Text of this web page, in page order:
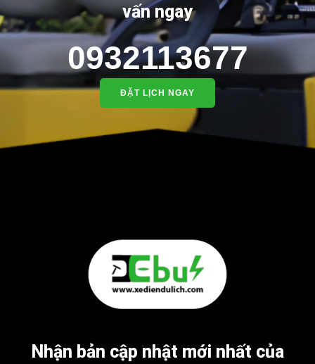
vấn ngay
0932113677
ĐẶT LỊCH NGAY
Nhận bản cập nhật mới nhất của